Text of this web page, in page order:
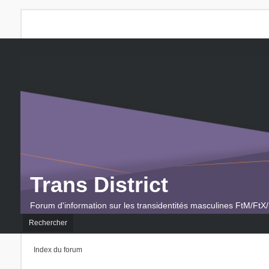
Trans District
Forum d'information sur les transidentités masculines FtM/
Rechercher
Index du forum